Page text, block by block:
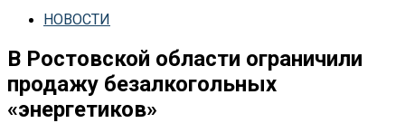
НОВОСТИ
В Ростовской области ограничили
продажу безалкогольных
«энергетиков»